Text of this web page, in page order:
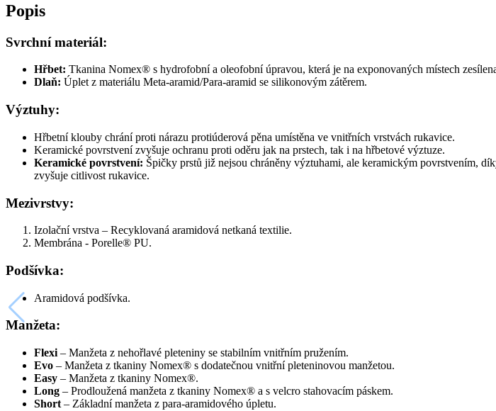
Popis
Svrchní materiál:
Hřbet: Tkanina Nomex® s hydrofobní a oleofobní úpravou, která je na exponovaných místech
Dlaň: Úplet z materiálu Meta-aramid/Para-aramid se silikonovým zátěrem.
Výztuhy:
Hřbetní klouby chrání proti nárazu protiúderová pěna umístěna ve vnitřních vrstvách rukavice.
Keramické povrstvení zvyšuje ochranu proti oděru jak na prstech, tak i na hřbetové výztuze.
Keramické povrstvení: Špičky prstů již nejsou chráněny výztuhami, ale keramickým povrstvením,
zvyšuje citlivost rukavice.
Mezivrstvy:
Izolační vrstva – Recyklovaná aramidová netkaná textilie.
Membrána - Porelle® PU.
Podšívka:
Aramidová podšívka.
Manžeta:
Flexi – Manžeta z nehořlavé pleteniny se stabilním vnitřním pružením.
Evo – Manžeta z tkaniny Nomex® s dodatečnou vnitřní pleteninovou manžetou.
Easy – Manžeta z tkaniny Nomex®.
Long – Prodloužená manžeta z tkaniny Nomex® a s velcro stahovacím páskem.
Short – Základní manžeta z para-aramidového úpletu.